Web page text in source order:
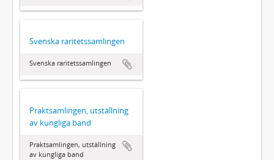
Svenska raritetssamlingen
Svenska raritetssamlingen
Praktsamlingen, utställning
av kungliga band
Praktsamlingen, utställning
av kungliga band